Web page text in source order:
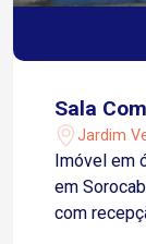
Sala
Jardim
Imóvel em
em Sorocaba Ideal para escritório,
com